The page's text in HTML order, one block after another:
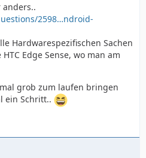
2598…ndroid-
Hardwarespezifischen Sachen
Edge Sense, wo man am
grob zum laufen bringen
ein Schritt..